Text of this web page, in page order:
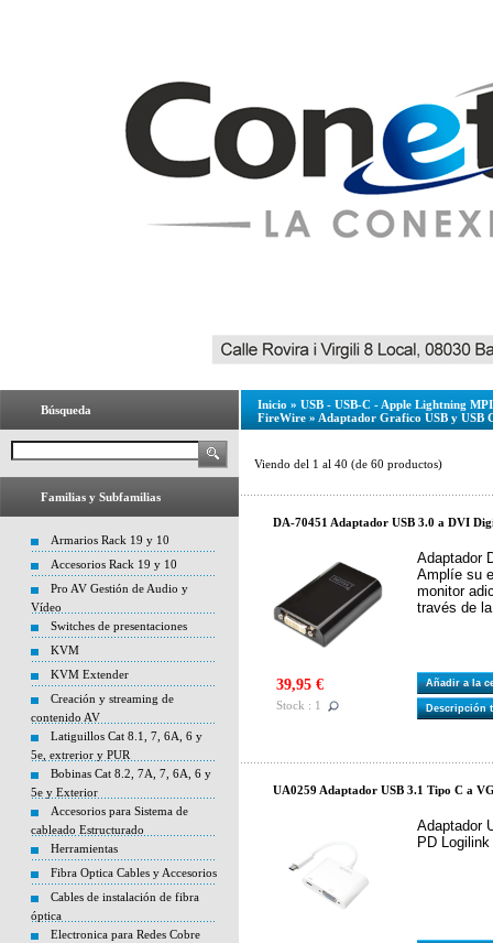
Búsqueda
Familias y Subfamilias
Armarios Rack 19 y 10
Accesorios Rack 19 y 10
Pro AV Gestión de Audio y
Vídeo
Switches de presentaciones
KVM
KVM Extender
Creación y streaming de
contenido AV
Latiguillos Cat 8.1, 7, 6A, 6 y
5e, extrerior y PUR
Bobinas Cat 8.2, 7A, 7, 6A, 6 y
5e y Exterior
Accesorios para Sistema de
cableado Estructurado
Herramientas
Fibra Optica Cables y Accesorios
Cables de instalación de fibra
óptica
Electronica para Redes Cobre
Inicio » USB - USB-C - Apple Lightning
FireWire » Adaptador Grafico USB y USB
Viendo del 1 al 40 (de 60 productos)
DA-70451 Adaptador USB 3.0 a DVI
Adaptador
Amplíe su
monitor
través de
39,95 €
Stock : 1
Añadir a la
Descripción
UA0259 Adaptador USB 3.1 Tipo C a
Adaptador
PD Logilink